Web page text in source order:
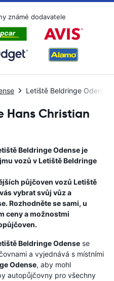
známé dodavatele
Letiště Beldringe Odense
Hans Christian
Beldringe Odenseje
vozů vLetiště Beldringe
půjčoven vozů Letiště
vybrat svůj vůz a
Rozhodněte se sami, u
ceny a možnostmi
Beldringe Odense se
a vyjednává s místními
Odense, aby mohl
autopůjčovny pro všechny